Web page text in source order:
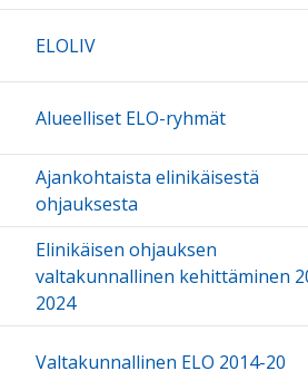
ELOLIV
Alueelliset ELO-ryhmät
Ajankohtaista elinikäisestä
ohjauksesta
Elinikäisen ohjauksen
valtakunnallinen kehittäminen
2024
Valtakunnallinen ELO 2014-20